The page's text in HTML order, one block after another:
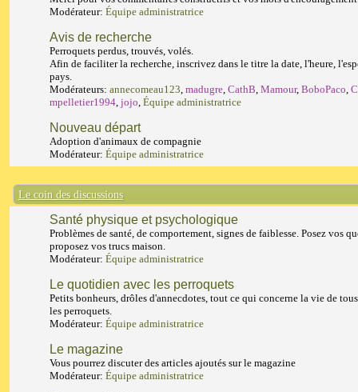
Modérateur: Équipe administratrice
Avis de recherche
Perroquets perdus, trouvés, volés.
Afin de faciliter la recherche, inscrivez dans le titre la date, l'heure,
pays.
Modérateurs: annecomeau123 madugre CathB Mamour, BoboPaco
mpelletier1994 jojo Équipe administratrice
Nouveau départ
Adoption d'animaux de compagnie
Modérateur: Équipe administratrice
Le coin des discussions
Santé physique et psychologique
Problèmes de santé, de comportement, signes de faiblesse. Posez vos
proposez vos trucs maison.
Modérateur: Équipe administratrice
Le quotidien avec les perroquets
Petits bonheurs, drôles d'annecdotes, tout ce qui concerne la vie de
les perroquets.
Modérateur: Équipe administratrice
Le magazine
Vous pourrez discuter des articles ajoutés sur le magazine
Modérateur: Équipe administratrice